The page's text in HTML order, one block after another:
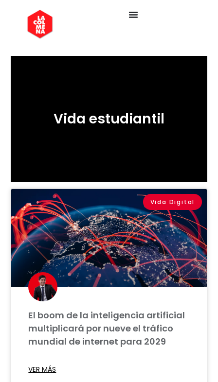
Vida estudiantil
Vida Digital
El boom de la inteligencia artificial
multiplicará por nueve el tráfico
mundial de internet para 2029
VER MÁS